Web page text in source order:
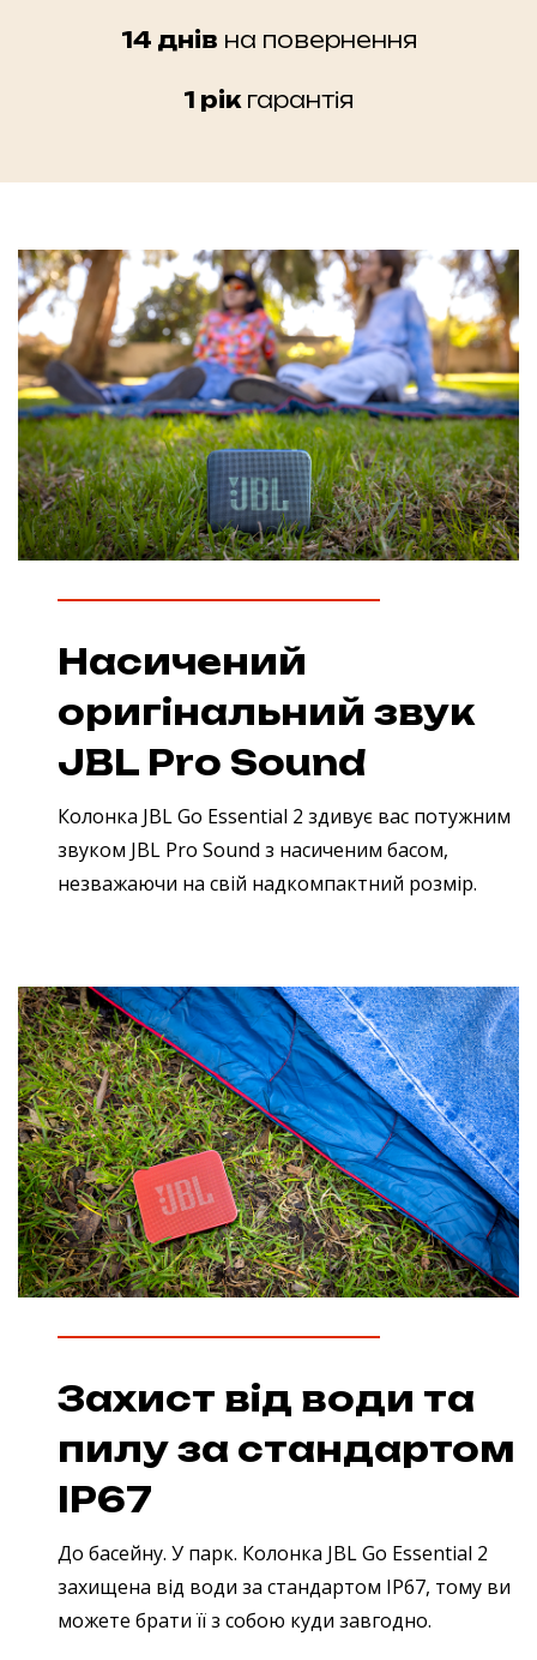
14 днів на повернення
1 рік гарантія
Насичений
оригінальний звук
JBL Pro Sound
Колонка JBL Go Essential 2 здивує вас потужним
звуком JBL Pro Sound з насиченим басом,
незважаючи на свій надкомпактний розмір.
Захист від води та
пилу за стандартом
IP67
До басейну. У парк. Колонка JBL Go Essential 2
захищена від води за стандартом IP67, тому ви
можете брати її з собою куди завгодно.